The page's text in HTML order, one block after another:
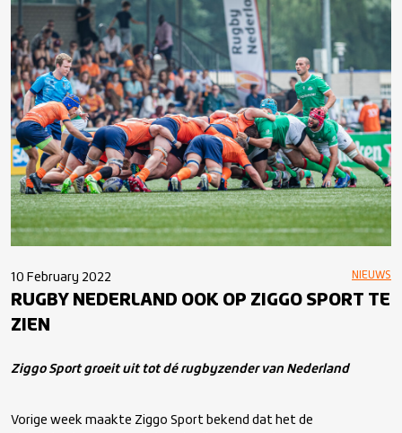
10 February 2022 NIEUWS
RUGBY NEDERLAND OOK OP ZIGGO SPORT TE
ZIEN
Ziggo Sport groeit uit tot dé rugbyzender van Nederland
Vorige week maakte Ziggo Sport bekend dat het de